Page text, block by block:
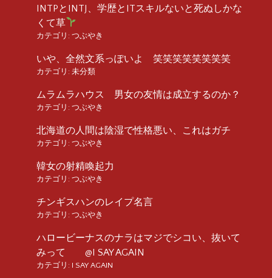
INTPとINTJ、学歴とITスキルないと死ぬしかな
くて草
カテゴリ: つぶやき
いや、全然文系っぽいよ 笑笑笑笑笑笑笑笑
カテゴリ: 未分類
ムラムラハウス 男女の友情は成立するのか？
カテゴリ: つぶやき
北海道の人間は陰湿で性格悪い、これはガチ
カテゴリ: つぶやき
韓女の射精喚起力
カテゴリ: つぶやき
チンギスハンのレイプ名言
カテゴリ: つぶやき
ハロービーナスのナラはマジでシコい、抜いて
みって @I SAY AGAIN
カテゴリ: I SAY AGAIN